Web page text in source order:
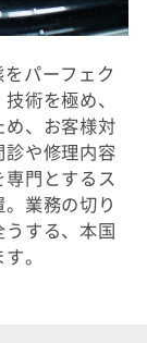
パーフェク
術を極め、
、お客様対
や修理内容
門とするス
業務の切り
する、本国
。